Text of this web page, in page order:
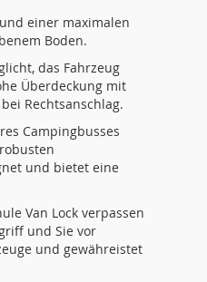
einer maximalen
Boden.
das Fahrzeug
Überdeckung mit
Rechtsanschlag.
Campingbusses
und bietet eine
Van Lock verpassen
und Sie vor
und gewähreistet